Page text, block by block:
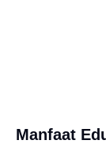
Manfaat